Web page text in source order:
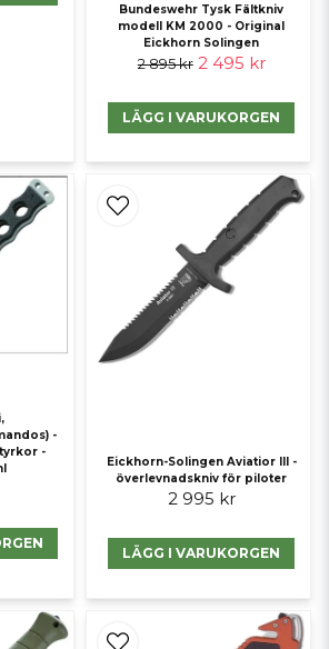
Bundeswehr Tysk Fältkniv
modell KM 2000 - Original
Eickhorn Solingen
2 895 kr 2 495 kr
LÄGG I VARUKORGEN
-
-
Eickhorn-Solingen Aviatior III -
överlevnadskniv för piloter
2 995 kr
LÄGG I VARUKORGEN